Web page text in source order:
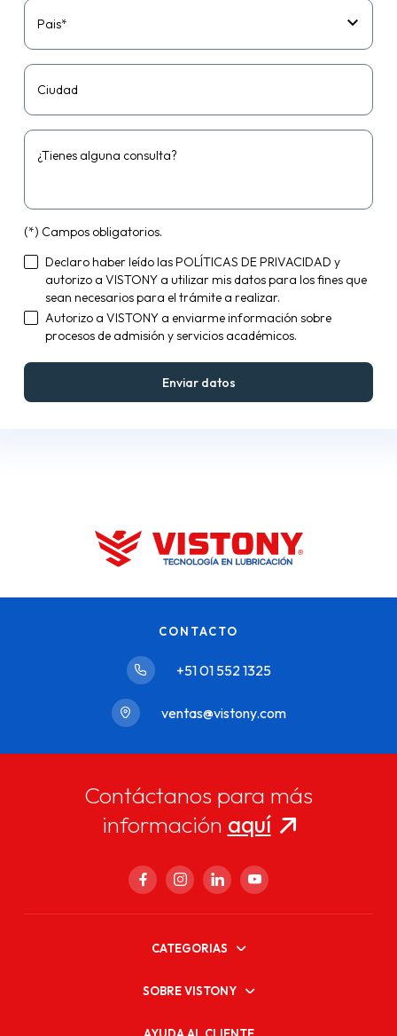
Pais*
Ciudad
¿Tienes alguna consulta?
(*) Campos obligatorios.
Declaro haber leído lasPOLÍTICAS DE PRIVACIDAD y
autorizo a VISTONY a utilizar mis datos para los fines que
sean necesarios para el trámite a realizar.
Autorizo a VISTONY a enviarme información sobre
procesos de admisión y servicios académicos.
CONTACTO
+51 01 552 1325
ventas@vistony.com
Contáctanos para más
información aquí
CATEGORIAS
SOBRE VISTONY
AYUDA AL CLIENTE